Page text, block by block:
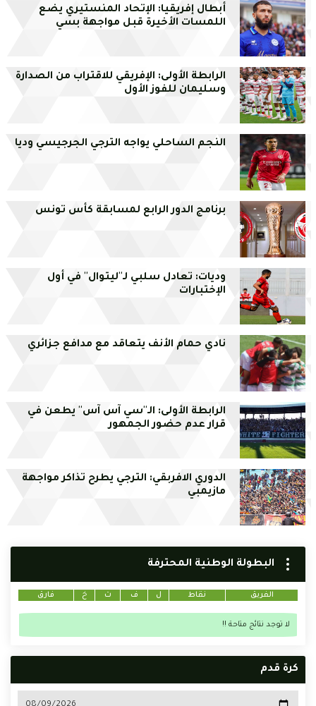
أبطال إفريقيا: الإتحاد المنستيري يضع
اللمسات الأخيرة قبل مواجهة بسي
الرابطة الأولى: الإفريقي للاقتراب من الصدارة
وسليمان للفوز الأول
النجم الساحلي يواجه الترجي الجرجيسي وديا
برنامج الدور الرابع لمسابقة كأس تونس
وديات: تعادل سلبي لـ''ليتوال'' في أول
الإختبارات
نادي حمام الأنف يتعاقد مع مدافع جزائري
الرابطة الأولى: الـ''سي آس آس'' يطعن في
قرار عدم حضور الجمهور
الدوري الافربقي: الترجي يطرح تذاكر مواجهة
مازيمبي
البطولة الوطنية المحترفة
الفريق نقاط ل ف ت خ فارق
لا توجد نتائج متاحة !!
كرة قدم